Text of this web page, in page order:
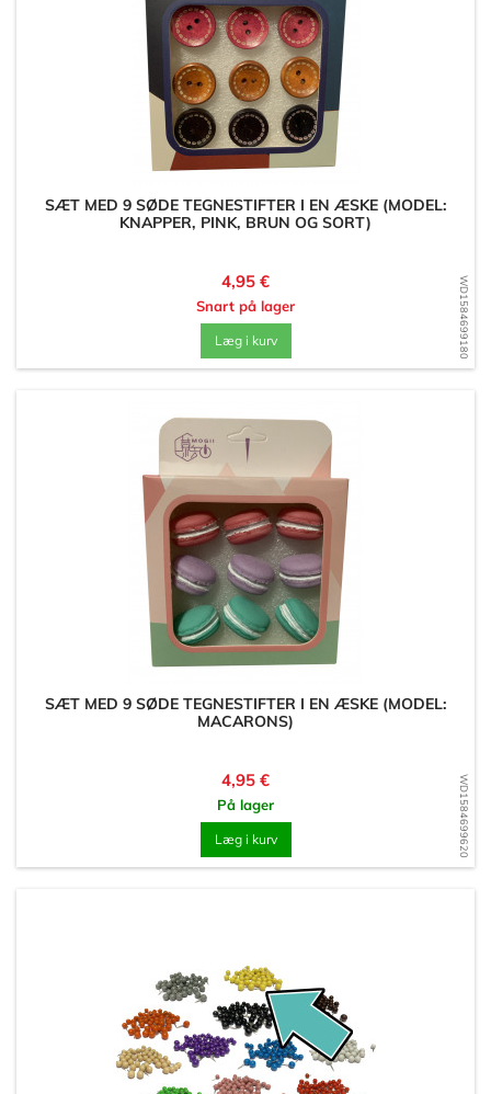
WD1584699180
SÆT MED 9 SØDE TEGNESTIFTER I EN ÆSKE (MODEL:
KNAPPER, PINK, BRUN OG SORT)
Pris
4,95 €
Snart på lager
Læg i kurv
WD1584699620
SÆT MED 9 SØDE TEGNESTIFTER I EN ÆSKE (MODEL:
MACARONS)
Pris
4,95 €
På lager
Læg i kurv